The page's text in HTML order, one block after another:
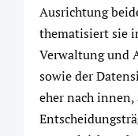
Ausrichtung
thematisiert sie
Verwaltung und
sowie der
eher nach